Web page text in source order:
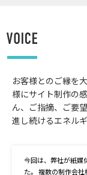
お客様とのご縁を
様にサイト制作の
ん、ご指摘、ご要
進し続けるエネル
今回は、弊社が紙媒
た。 複数の制作会